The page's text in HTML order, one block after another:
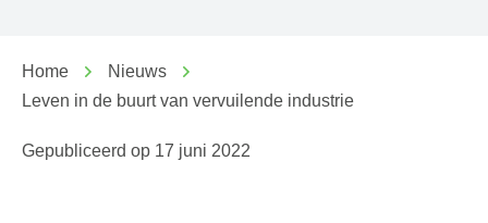
Home
Nieuws
Leven in de buurt van vervuilende industrie
Gepubliceerd op 17 juni 2022